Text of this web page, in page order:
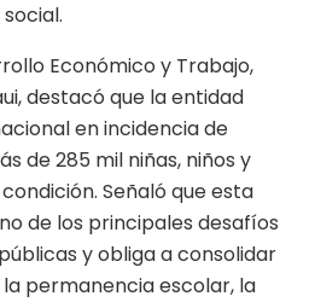
Económico y Trabajo,
destacó que la entidad
en incidencia de
de 285 mil niñas, niños y
Señaló que esta
de los principales desafíos
y obliga a consolidar
permanencia escolar, la